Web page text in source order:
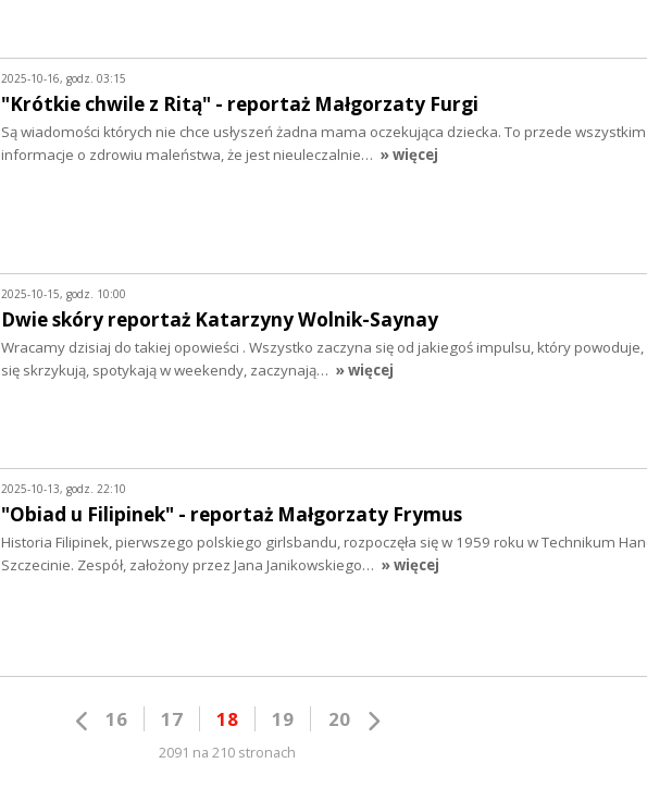
2025-10-16, godz. 03:15
"Krótkie chwile z Ritą" - reportaż Małgorzaty Furgi
Są wiadomości których nie chce usłyszeń żadna mama oczekująca dziecka. To przede
informacje o zdrowiu maleństwa, że jest nieuleczalnie… » więcej
2025-10-15, godz. 10:00
Dwie skóry reportaż Katarzyny Wolnik-Saynay
Wracamy dzisiaj do takiej opowieści . Wszystko zaczyna się od jakiegoś impulsu, który powoduje,
się skrzykują, spotykają w weekendy, zaczynają… » więcej
2025-10-13, godz. 22:10
"Obiad u Filipinek" - reportaż Małgorzaty Frymus
Historia Filipinek, pierwszego polskiego girlsbandu, rozpoczęła się w 1959 roku w Technikum
Szczecinie. Zespół, założony przez Jana Janikowskiego… » więcej
16 17 18 19 20
2091 na 210 stronach